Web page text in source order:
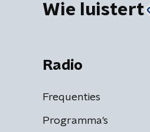
Wie luistert
Radio
Frequenties
Programma's